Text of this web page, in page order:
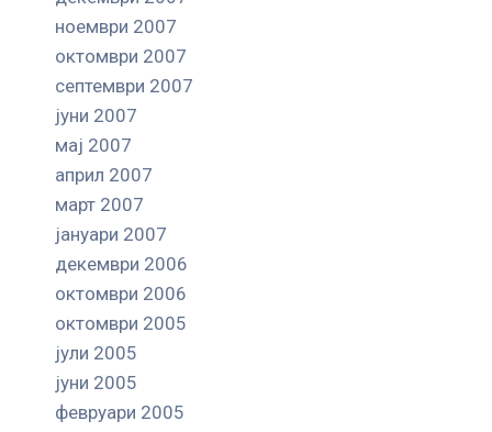
ноември 2007
октомври 2007
септември 2007
јуни 2007
мај 2007
април 2007
март 2007
јануари 2007
декември 2006
октомври 2006
октомври 2005
јули 2005
јуни 2005
февруари 2005